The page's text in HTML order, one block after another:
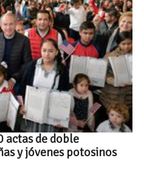
actas de doble
y jóvenes potosinos